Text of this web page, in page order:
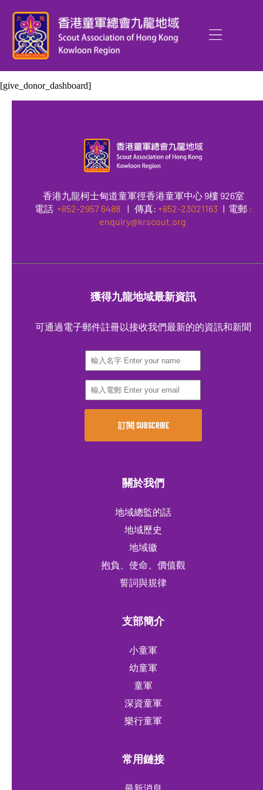
[give_donor_dashboard]
香港九龍柯士甸道童軍徑香港童軍中心 9樓 926室
電話 +852-2957 6488 | 傳真: +852-23021163 | 電郵 :
enquiry@krscout.org
獲得九龍地域最新資訊
可通過電子郵件註冊以接收我們最新的的資訊和新聞
關於我們
地域總監的話
地域歷史
地域徽
抱負、使命、價值觀
誓詞與規律
支部簡介
小童軍
幼童軍
童軍
深資童軍
樂行童軍
常用鏈接